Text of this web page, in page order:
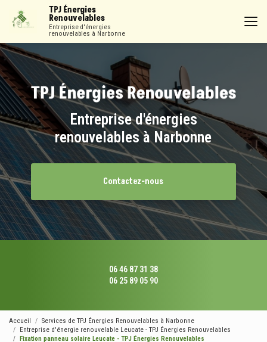
contenu
TPJ Énergies
Renouvelables
Entreprise d'énergies
renouvelables à Narbonne
Entreprise d'énergies
renouvelables à Narbonne
Contactez-nous
06 46 87 31 38
06 25 89 05 90
Accueil
Services de TPJ Énergies Renouvelables à Narbonne
Entreprise d'énergie renouvelable Leucate - TPJ Énergies Renouvelables
Fixation panneau solaire Leucate - TPJ Énergies Renouvelables